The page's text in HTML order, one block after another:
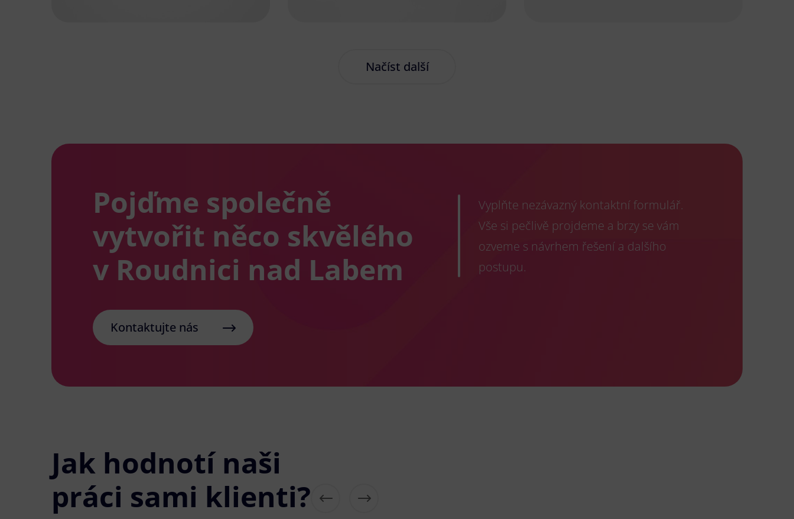
Načíst další
Pojďme společně
vytvořit něco skvělého
v Roudnici nad Labem
Vyplňte nezávazný kontaktní formulář.
Vše si pečlivě projdeme a brzy se vám
ozveme s návrhem řešení a dalšího
postupu.
Kontaktujte nás
Jak hodnotí naši
práci sami klienti?